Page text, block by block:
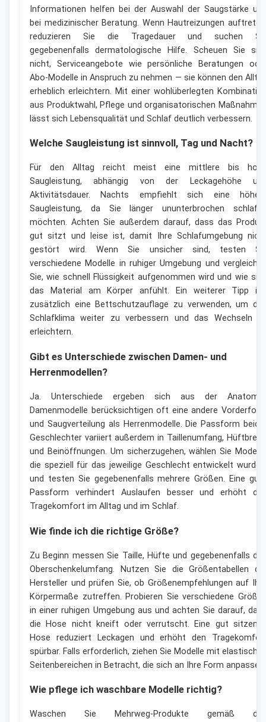
Informationen helfen bei der Auswahl der Saugstärke
bei medizinischer Beratung. Wenn Hautreizungen
reduzieren Sie die Tragedauer und suchen
gegebenenfalls dermatologische Hilfe. Scheuen Sie
nicht, Serviceangebote wie persönliche Beratungen
Abo-Modelle in Anspruch zu nehmen — sie können den
erheblich erleichtern. Mit einer wohlüberlegten
aus Produktwahl, Pflege und organisatorischen
lässt sich Lebensqualität und Schlaf deutlich verbessern.
Welche Saugleistung ist sinnvoll, Tag und Nacht?
Für den Alltag reicht meist eine mittlere bis
Saugleistung, abhängig von der Leckagehöhe
Aktivitätsdauer. Nachts empfiehlt sich eine
Saugleistung, da Sie länger ununterbrochen
möchten. Achten Sie außerdem darauf, dass das
gut sitzt und leise ist, damit Ihre Schlafumgebung
gestört wird. Wenn Sie unsicher sind, testen
verschiedene Modelle in ruhiger Umgebung und
Sie, wie schnell Flüssigkeit aufgenommen wird und wie
das Material am Körper anfühlt. Ein weiterer Tipp
zusätzlich eine Bettschutzauflage zu verwenden, um
Schlafklima weiter zu verbessern und das Wechseln
erleichtern.
Gibt es Unterschiede zwischen Damen- und
Herrenmodellen?
Ja. Unterschiede ergeben sich aus der
Damenmodelle berücksichtigen oft eine andere
und Saugverteilung als Herrenmodelle. Die Passform
Geschlechter variiert außerdem in Taillenumfang,
und Beinöffnungen. Um sicherzugehen, wählen Sie
die speziell für das jeweilige Geschlecht entwickelt
und testen Sie gegebenenfalls mehrere Größen. Eine
Passform verhindert Auslaufen besser und erhöht
Tragekomfort im Alltag und im Schlaf.
Wie finde ich die richtige Größe?
Zu Beginn messen Sie Taille, Hüfte und gegebenenfalls
Oberschenkelumfang. Nutzen Sie die Größentabellen
Hersteller und prüfen Sie, ob Größenempfehlungen auf
Körpermaße zutreffen. Probieren Sie verschiedene
in einer ruhigen Umgebung aus und achten Sie darauf,
die Hose nicht kneift oder verrutscht. Eine gut
Hose reduziert Leckagen und erhöht den
spürbar. Falls erforderlich, ziehen Sie Modelle mit
Seitenbereichen in Betracht, die sich an Ihre Form anpassen.
Wie pflege ich waschbare Modelle richtig?
Waschen Sie Mehrweg-Produkte gemäß